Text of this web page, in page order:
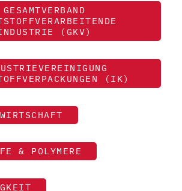
GESAMTVERBAND
(GKV)
(IK)
& POLYMERE